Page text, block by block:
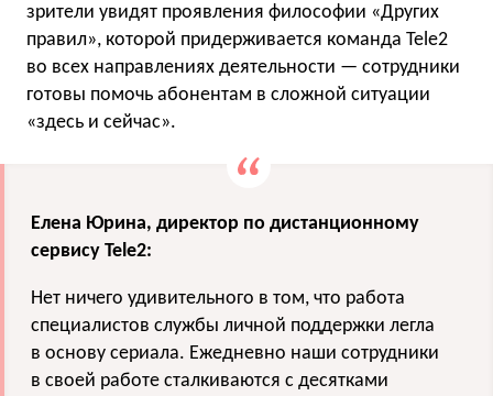
зрители увидят проявления философии «Других
правил», которой придерживается команда Tele2
во всех направлениях деятельности — сотрудники
готовы помочь абонентам в сложной ситуации
«здесь и сейчас».
Елена Юрина, директор по дистанционному
сервису Tele2:
Нет ничего удивительного в том, что работа
специалистов службы личной поддержки легла
в основу сериала. Ежедневно наши сотрудники
в своей работе сталкиваются с десятками